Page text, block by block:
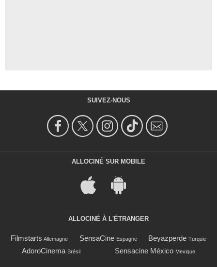
SUIVEZ-NOUS
ALLOCINÉ SUR MOBILE
ALLOCINÉ À L'ÉTRANGER
Filmstarts Allemagne SensaCine Espagne Beyazperde Turquie
AdoroCinema Brésil Sensacine México Mexique